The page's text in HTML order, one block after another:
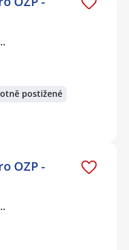
postižené
OZP -